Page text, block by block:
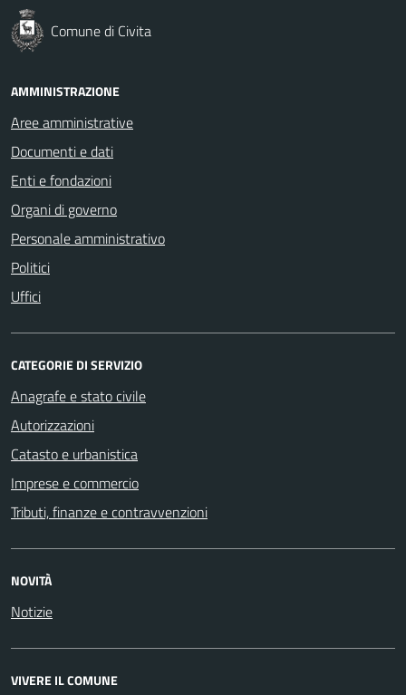
Comune di Civita
AMMINISTRAZIONE
Aree amministrative
Documenti e dati
Enti e fondazioni
Organi di governo
Personale amministrativo
Politici
Uffici
CATEGORIE DI SERVIZIO
Anagrafe e stato civile
Autorizzazioni
Catasto e urbanistica
Imprese e commercio
Tributi, finanze e contravvenzioni
NOVITÀ
Notizie
VIVERE IL COMUNE